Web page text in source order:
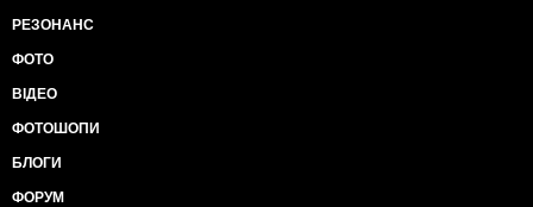
РЕЗОНАНС
ФОТО
ВІДЕО
ФОТОШОПИ
БЛОГИ
ФОРУМ